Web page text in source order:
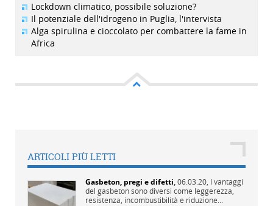
Lockdown climatico, possibile soluzione?
Il potenziale dell'idrogeno in Puglia, l'intervista
Alga spirulina e cioccolato per combattere la fame in
Africa
ARTICOLI PIÙ LETTI
Gasbeton, pregi e difetti,06.03.20, I vantaggi
del gasbeton sono diversi come leggerezza,
resistenza, incombustibilità e riduzione...